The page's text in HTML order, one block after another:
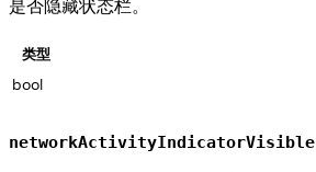
是否隐藏状态栏。
类型
bool
networkActivityIndicatorVisible